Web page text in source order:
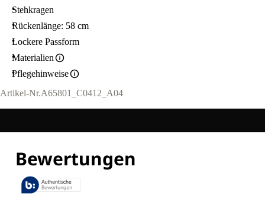
Stehkragen
Rückenlänge: 58 cm
Lockere Passform
Materialien
Pflegehinweise
Artikel-Nr.A65801_C0412_A04